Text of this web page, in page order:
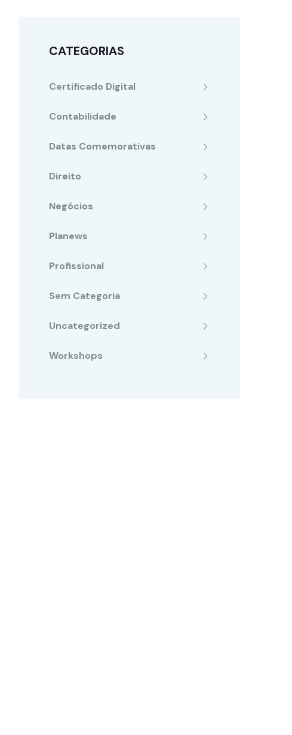
CATEGORIAS
Certificado Digital
Contabilidade
Datas Comemorativas
Direito
Negócios
Planews
Profissional
Sem Categoria
Uncategorized
Workshops